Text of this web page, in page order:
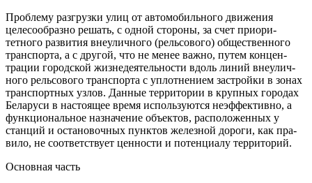
Проблему разгрузки улиц от автомобильного движения
целесообразно решать, с одной стороны, за счет приори­
тетного развития внеуличного (рельсового) общественного
транспорта, а с другой, что не менее важно, путем концен­
трации городской жизнедеятельности вдоль линий внеулич­
ного рельсового транспорта с уплотнением застройки в зонах
транспортных узлов. Данные территории в крупных городах
Беларуси в настоящее время используются неэффективно, а
функциональное назначение объектов, расположенных у
станций и остановочных пунктов железной дороги, как пра­
вило, не соответствует ценности и потенциалу территорий.
Основная часть